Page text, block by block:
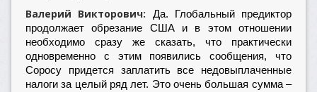
Валерий Викторович:
Да. Глобальный предиктор
продолжает обрезание США и в этом отношении
необходимо сразу же сказать, что практически
одновременно с этим появились сообщения, что
Соросу придется заплатить все недовыплаченные
налоги за целый ряд лет. Это очень большая сумма –